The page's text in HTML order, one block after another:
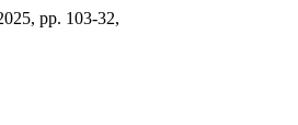
pp. 103-32,